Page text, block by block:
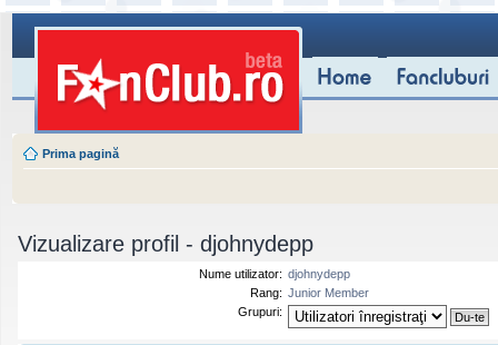
Prima pagină
Vizualizare profil - djohnydepp
Nume utilizator: djohnydepp
Rang: Junior Member
Grupuri: